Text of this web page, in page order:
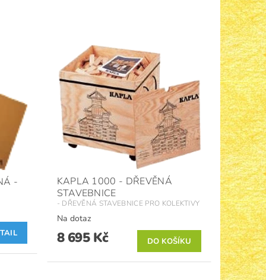
-
KAPLA 1000 - DŘEVĚNÁ
STAVEBNICE
- DŘEVĚNÁ STAVEBNICE PRO KOLEKTIVY
Na dotaz
8 695 Kč